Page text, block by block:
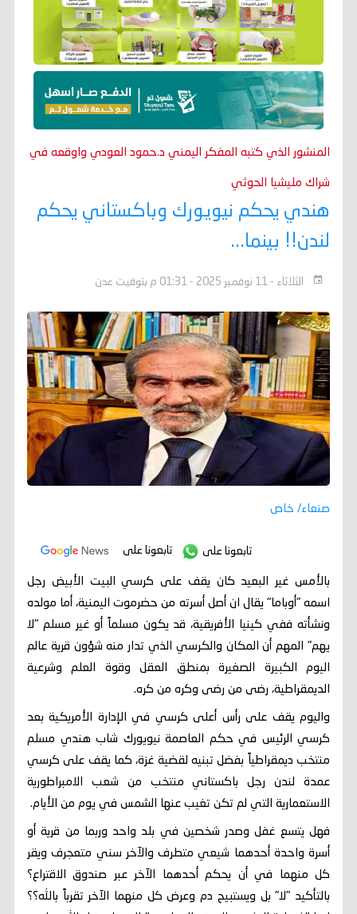
المنشور الذي كتبه المفكر اليمني د.حمود العودي واوقعه في
شراك مليشيا الحوثي
هندي يحكم نيويورك وباكستاني يحكم
لندن!! بينما...
الثلاثاء - 11 نوفمبر 2025 - 01:31 م بتوقيت عدن
صنعاء/ خاص
تابعونا على تابعونا على
بالأمس غير البعيد كان يقف على كرسي البيت الأبيض رجل
اسمه "أوباما" يقال ان أصل أسرته من حضرموت اليمنية، أما مولده
ونشأته ففي كينيا الأفريقية، قد يكون مسلماً أو غير مسلم "لا
يهم" المهم أن المكان والكرسي الذي تدار منه شؤون قرية عالم
اليوم الكبيرة الصغيرة بمنطق العقل وقوة العلم وشرعية
الديمقراطية، رضى من رضى وكره من كره.
واليوم يقف على رأس أعلى كرسي في الإدارة الأمريكية بعد
كرسي الرئيس في حكم العاصمة نيويورك شاب هندي مسلم
منتخب ديمقراطياً بفضل تبنيه لقضية غزة، كما يقف على كرسي
عمدة لندن رجل باكستاني منتخب من شعب الامبراطورية
الاستعمارية التي لم تكن تغيب عنها الشمس في يوم من الأيام.
فهل يتسع غفل وصدر شخصين في بلد واحد وربما من قرية أو
أسرة واحدة أحدهما شيعي متطرف والآخر سني متعجرف ويقر
كل منهما في أن يحكم أحدهما الآخر عبر صندوق الاقتراع؟
بالتأكيد "لا" بل ويستبيح دم وعرض كل منهما الآخر تقرباً بالله؟؟